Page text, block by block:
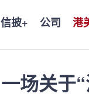
信披+ 公司 港
场关于